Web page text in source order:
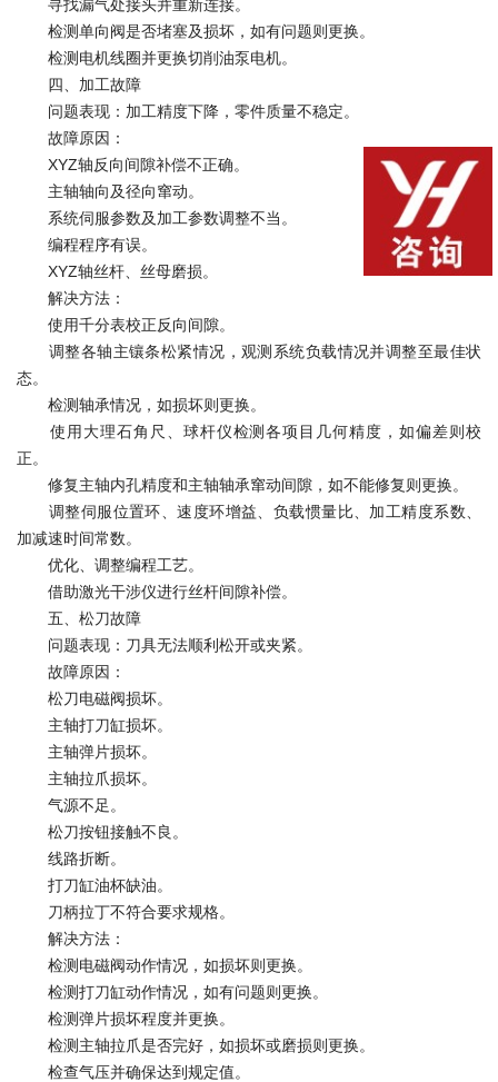
寻找漏气处接头并重新连接。
检测单向阀是否堵塞及损坏，如有问题则更换。
检测电机线圈并更换切削油泵电机。
四、加工故障
问题表现：加工精度下降，零件质量不稳定。
故障原因：
XYZ轴反向间隙补偿不正确。
主轴轴向及径向窜动。
系统伺服参数及加工参数调整不当。
编程程序有误。
XYZ轴丝杆、丝母磨损。
解决方法：
使用千分表校正反向间隙。
调整各轴主镶条松紧情况，观测系统负载情况并调整至最佳状
态。
检测轴承情况，如损坏则更换。
使用大理石角尺、球杆仪检测各项目几何精度，如偏差则校
正。
修复主轴内孔精度和主轴轴承窜动间隙，如不能修复则更换。
调整伺服位置环、速度环增益、负载惯量比、加工精度系数、
加减速时间常数。
优化、调整编程工艺。
借助激光干涉仪进行丝杆间隙补偿。
五、松刀故障
问题表现：刀具无法顺利松开或夹紧。
故障原因：
松刀电磁阀损坏。
主轴打刀缸损坏。
主轴弹片损坏。
主轴拉爪损坏。
气源不足。
松刀按钮接触不良。
线路折断。
打刀缸油杯缺油。
刀柄拉丁不符合要求规格。
解决方法：
检测电磁阀动作情况，如损坏则更换。
检测打刀缸动作情况，如有问题则更换。
检测弹片损坏程度并更换。
检测主轴拉爪是否完好，如损坏或磨损则更换。
检查气压并确保达到规定值。